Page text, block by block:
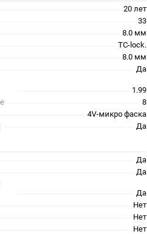
20 лет
33
8.0 мм
TC-lock.
8.0 мм
Да
1.99
8
4V-микро фаска
Да
Да
Да
Да
Нет
Нет
Нет